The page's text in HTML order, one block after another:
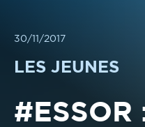
30/11/2017
LES JEUNES
#ESSOR